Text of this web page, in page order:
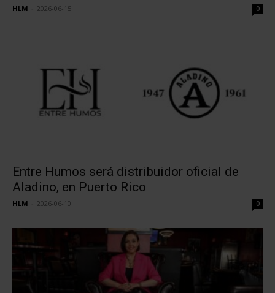
HLM 2026-06-15 0
Entre Humos será distribuidor oficial de
Aladino, en Puerto Rico
HLM 2026-06-10 0